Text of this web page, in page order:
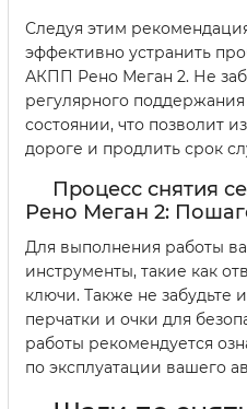
Следуя этим
эффективно устранить
АКПП Рено Меган 2. Не
регулярного
состоянии, что позволит
дороге и продлить срок
Процесс снятия
Рено Меган 2:
Для выполнения работы
инструменты, такие как
ключи. Также не забудьте
перчатки и очки для
работы рекомендуется
по эксплуатации вашего